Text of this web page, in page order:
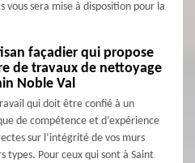
vous sera mise à disposition pour la
façadier qui propose
de travaux de nettoyage
Noble Val
qui doit être confié à un
de compétence et d’expérience
sur l’intégrité de vos murs
types. Pour ceux qui sont à Saint